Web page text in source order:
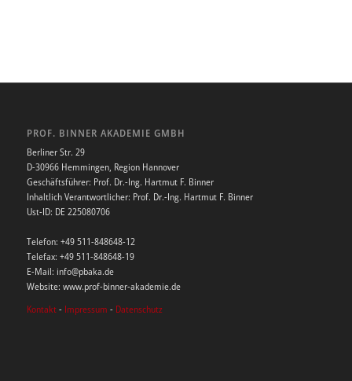
PROF. BINNER AKADEMIE GMBH
Berliner Str. 29
D-30966 Hemmingen, Region Hannover
Geschäftsführer: Prof. Dr.-Ing. Hartmut F. Binner
Inhaltlich Verantwortlicher: Prof. Dr.-Ing. Hartmut F. Binner
Ust-ID: DE 225080706
Telefon: +49 511-848648-12
Telefax: +49 511-848648-19
E-Mail: info@pbaka.de
Website: www.prof-binner-akademie.de
Kontakt - Impressum - Datenschutz